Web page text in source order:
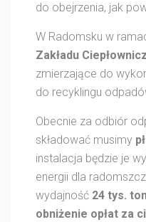
do obejrzenia, jak
W Radomsku w
Zakładu
zmierzające do
do recyklingu
Obecnie za odbiór
składować musimy
instalacja będzie je
energii dla
wydajność 24 tys.
obniżenie opłat za